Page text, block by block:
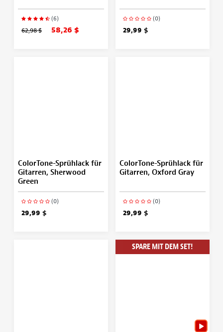
(6)
62,98 $ 58,26 $
(0)
29,99 $
ColorTone-Sprühlack für
Gitarren, Sherwood
Green
(0)
29,99 $
ColorTone-Sprühlack für
Gitarren, Oxford Gray
(0)
29,99 $
SPARE MIT DEM SET!